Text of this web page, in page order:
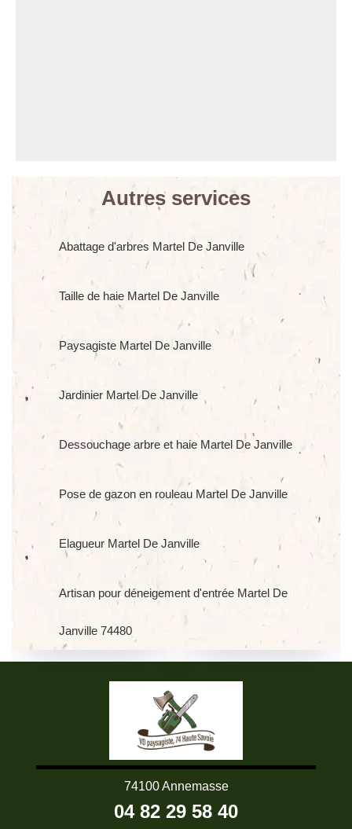
Autres services
Abattage d'arbres Martel De Janville
Taille de haie Martel De Janville
Paysagiste Martel De Janville
Jardinier Martel De Janville
Dessouchage arbre et haie Martel De Janville
Pose de gazon en rouleau Martel De Janville
Elagueur Martel De Janville
Artisan pour déneigement d'entrée Martel De
Janville 74480
74100 Annemasse
04 82 29 58 40